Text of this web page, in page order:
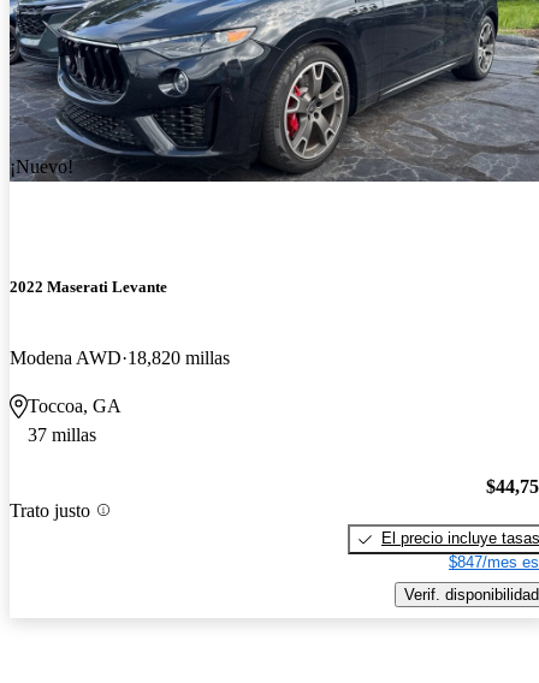
¡Nuevo!
2022 Maserati Levante
Modena AWD 18,820 millas
Toccoa, GA
37 millas
Trato justo
El precio incluye tasas
$847/mes
Verif. disponibilidad